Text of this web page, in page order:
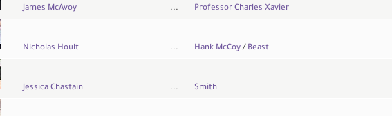
James McAvoy ... Professor Charles Xavier
Nicholas Hoult ... Hank McCoy / Beast
Jessica Chastain ... Smith